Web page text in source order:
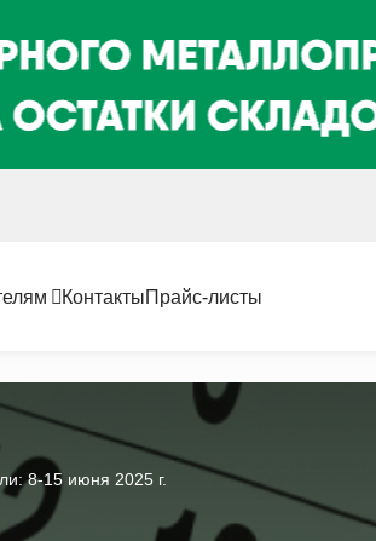
КонтактыПрайс-листы
8-15 июня 2025 г.